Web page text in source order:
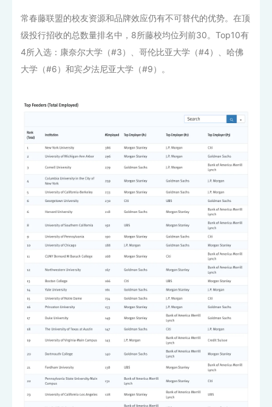
常春藤联盟的校友资源和品牌效应仍有不可替代的优势。在顶
级投行招收的总数量排名中，8所藤校均位列前30。Top10有
4所入选：康奈尔大学（#3）、哥伦比亚大学（#4）、哈佛
大学（#6）和宾夕法尼亚大学（#9）。